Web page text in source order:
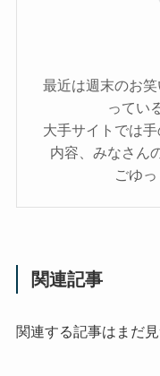
最近は週末のお
ってい
大手サイトでは
内容、みなさん
ごゆっ
関連記事
関連する記事はまだ